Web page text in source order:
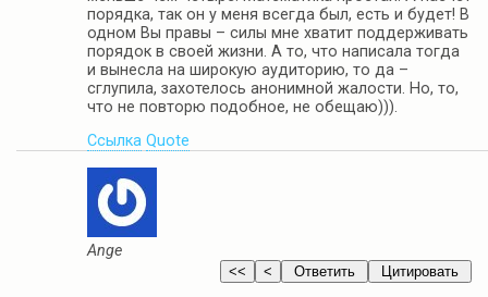
порядка, так он у меня всегда был, есть и будет! В
одном Вы правы – силы мне хватит поддерживать
порядок в своей жизни. А то, что написала тогда
и вынесла на широкую аудиторию, то да –
сглупила, захотелось анонимной жалости. Но, то,
что не повторю подобное, не обещаю))).
Ссылка Quote
Ange